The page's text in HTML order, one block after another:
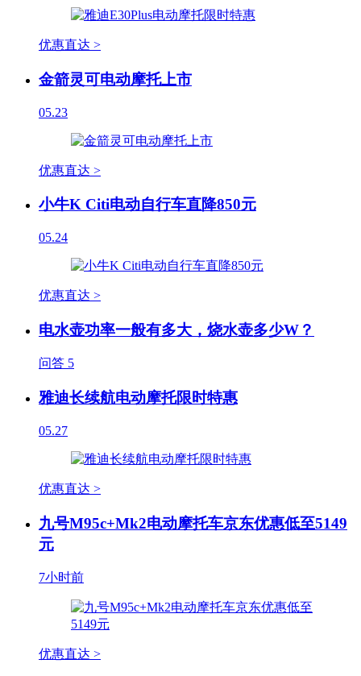
优惠直达 >
金箭灵可电动摩托上市
05.23
优惠直达 >
小牛K Citi电动自行车直降850元
05.24
优惠直达 >
电水壶功率一般有多大，烧水壶多少W？
问答 5
雅迪长续航电动摩托限时特惠
05.27
优惠直达 >
九号M95c+Mk2电动摩托车京东优惠低至5149
元
7小时前
优惠直达 >